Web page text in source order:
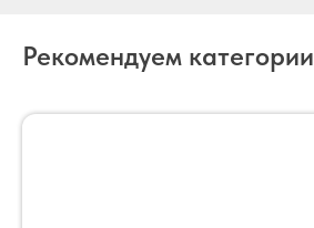
Рекомендуем категории